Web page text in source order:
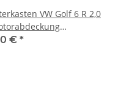
VW Golf 6 R 2,0
06F133837AP
€ *